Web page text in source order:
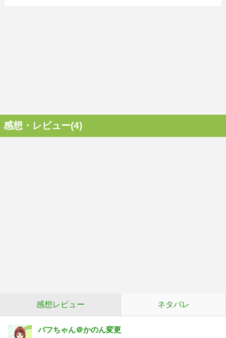
感想・レビュー(4)
感想レビュー ネタバレ
パフちゃん＠かのん変更